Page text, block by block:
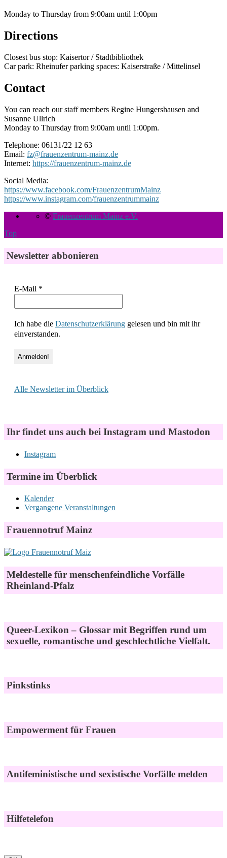
Monday to Thursday from 9:00am until 1:00pm
Directions
Closest bus stop: Kaisertor / Stadtbibliothek
Car park: Rheinufer parking spaces: Kaiserstraße / Mittelinsel
Contact
You can reach our staff members Regine Hungershausen and
Susanne Ullrich
Monday to Thursday from 9:00am until 1:00pm.
Telephone: 06131/22 12 63
Email: fz@frauenzentrum-mainz.de
Internet: https://frauenzentrum-mainz.de
Social Media:
https://www.facebook.com/FrauenzentrumMainz
https://www.instagram.com/frauenzentrummainz
© Frauenzentrum Mainz e.V.
Top
Newsletter abbonieren
E-Mail *
Ich habe die Datenschutzerklärung gelesen und bin mit ihr
einverstanden.
Alle Newsletter im Überblick
Ihr findet uns auch bei Instagram und Mastodon
Instagram
Termine im Überblick
Kalender
Vergangene Veranstaltungen
Frauennotruf Mainz
Meldestelle für menschenfeindliche Vorfälle
Rheinland-Pfalz
Queer-Lexikon – Glossar mit Begriffen rund um
sexuelle, romantische und geschlechtliche Vielfalt.
Pinkstinks
Empowerment für Frauen
Antifeministische und sexistische Vorfälle melden
Hilfetelefon